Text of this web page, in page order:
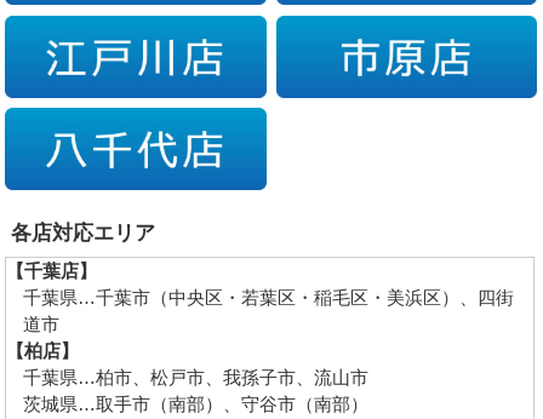
各店対応エリア
【千葉店】
千葉県…千葉市（中央区・若葉区・稲毛区・美浜区）、四街
道市
【柏店】
千葉県…柏市、松戸市、我孫子市、流山市
茨城県…取手市（南部）、守谷市（南部）